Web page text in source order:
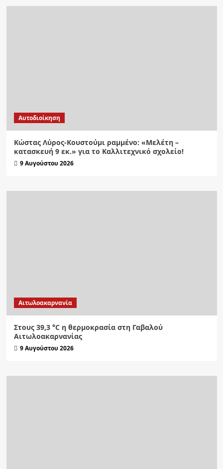
Αυτοδιοίκηση
Κώστας Λύρος-Κουστούμι ραμμένο: «Μελέτη –
κατασκευή 9 εκ.» για το Καλλιτεχνικό σχολείο!
9 Αυγούστου 2026
Αιτωλοακαρνανία
Στους 39,3 °C η θερμοκρασία στη Γαβαλού
Αιτωλοακαρνανίας
9 Αυγούστου 2026